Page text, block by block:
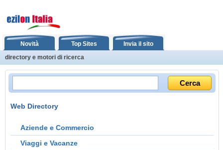
Novità Top Sites
Invia il sito
directory e motori di ricerca
Web Directory
Aziende e Commercio
Viaggi e Vacanze